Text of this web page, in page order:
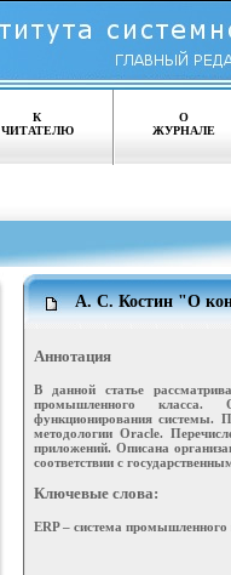
К
ЧИТАТЕЛЮ
О
ЖУРНАЛЕ
А. С. Костин "О
Аннотация
В данной статье
промышленного класса.
функционирования системы.
методологии Oracle.
приложений. Описана
соответствии с
Ключевые слова:
ERP – система промышленного